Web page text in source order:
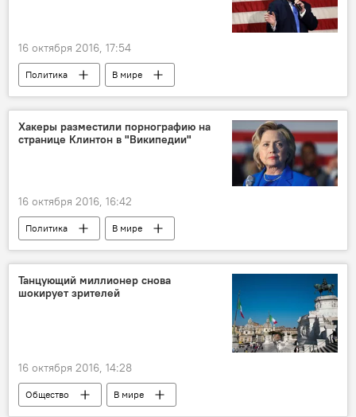
16 октября 2016, 17:54
Политика
В мире
Выборы в США — 2016
Хакеры разместили порнографию на
странице Клинтон в "Википедии"
16 октября 2016, 16:42
Политика
В мире
Выборы в США — 2016
Танцующий миллионер снова
шокирует зрителей
16 октября 2016, 14:28
Общество В мире